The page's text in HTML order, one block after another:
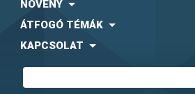
NÖVÉNY
ÁTFOGÓ TÉMÁK
KAPCSOLAT